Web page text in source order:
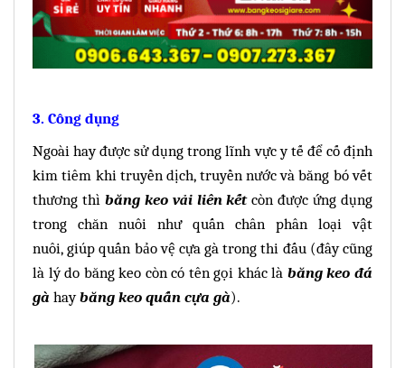
3. Công dụng
Ngoài hay được sử dụng trong lĩnh vực y tế để cố định
kim tiêm khi truyền dịch, truyền nước và băng bó vết
thương thì băng keo vải liên kếtcòn được ứng dụng
trong chăn nuôi như quấn chân phân loại vật
nuôi, giúp quấn bảo vệ cựa gà trong thi đấu (đây cũng
là lý do băng keo còn có tên gọi khác là băng keo đá
gà haybăng keo quấn cựa gà).